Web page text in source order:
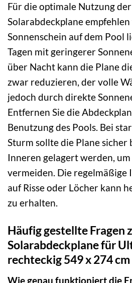
Für die optimale Nutzung
Solarabdeckplane
Sonnenschein auf dem Pool
Tagen mit geringerer
über Nacht kann die Plane
zwar reduzieren, der volle
jedoch durch direkte
Entfernen Sie die
Benutzung des Pools. Bei
Sturm sollte die Plane sicher
Inneren gelagert werden,
vermeiden. Die regelmäßige
auf Risse oder Löcher kann
zu erhalten.
Häufig gestellte Fragen
Solarabdeckplane für
rechteckig 549 x 274 cm
Wie genau funktioniert die